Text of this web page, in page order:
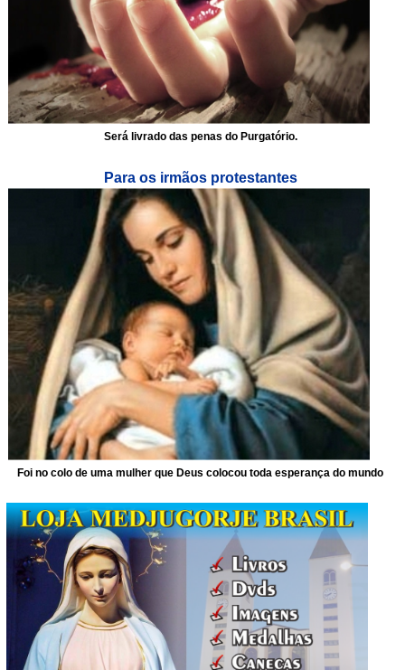
Será livrado das penas do Purgatório.
Para os irmãos protestantes
Foi no colo de uma mulher que Deus colocou toda esperança do mundo